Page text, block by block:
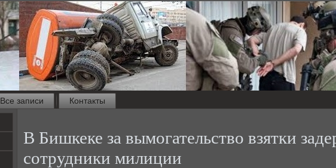
Все записи Контакты
В Бишкеке за вымогательство взятки
сотрудники милиции